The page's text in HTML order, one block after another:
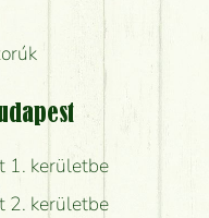
1. kerületbe
2. kerületbe